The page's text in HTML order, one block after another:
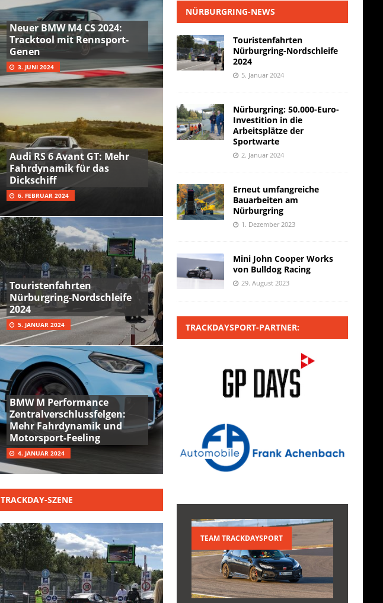
Neuer BMW M4 CS 2024:
Tracktool mit Rennsport-
Genen
3. JUNI 2024
Audi RS 6 Avant GT: Mehr
Fahrdynamik für das
Dickschiff
6. FEBRUAR 2024
Touristenfahrten
Nürburgring-Nordschleife
2024
5. JANUAR 2024
BMW M Performance
Zentralverschlussfelgen:
Mehr Fahrdynamik und
Motorsport-Feeling
4. JANUAR 2024
TRACKDAY-SZENE
NÜRBURGRING-NEWS
Touristenfahrten
Nürburgring-Nordschleife
2024
5. Januar 2024
Nürburgring: 50.000-Euro-
Investition in die
Arbeitsplätze der
Sportwarte
2. Januar 2024
Erneut umfangreiche
Bauarbeiten am
Nürburgring
1. Dezember 2023
Mini John Cooper Works
von Bulldog Racing
29. August 2023
TRACKDAYSPORT-PARTNER:
TEAM TRACKDAYSPORT